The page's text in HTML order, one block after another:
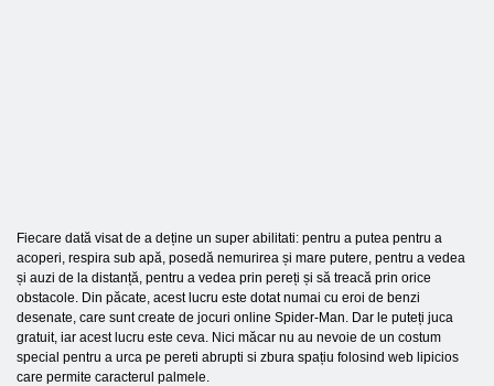
Fiecare dată visat de a deține un super abilitati: pentru a putea pentru a
acoperi, respira sub apă, posedă nemurirea și mare putere, pentru a vedea
și auzi de la distanță, pentru a vedea prin pereți și să treacă prin orice
obstacole. Din păcate, acest lucru este dotat numai cu eroi de benzi
desenate, care sunt create de jocuri online Spider-Man. Dar le puteți juca
gratuit, iar acest lucru este ceva. Nici măcar nu au nevoie de un costum
special pentru a urca pe pereti abrupti si zbura spațiu folosind web lipicios
care permite caracterul palmele.